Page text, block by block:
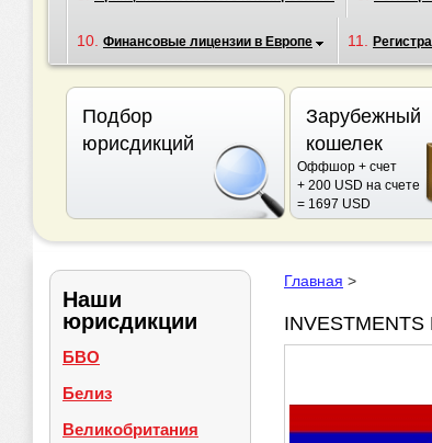
10. Финансовые лицензии в Европе 11.
Подбор
юрисдикций
Зарубежный
кошелек
Оффшор + счет
+ 200 USD на счете
= 1697 USD
Главная >
INVESTMENTS
Наши
юрисдикции
БВО
Белиз
Великобритания